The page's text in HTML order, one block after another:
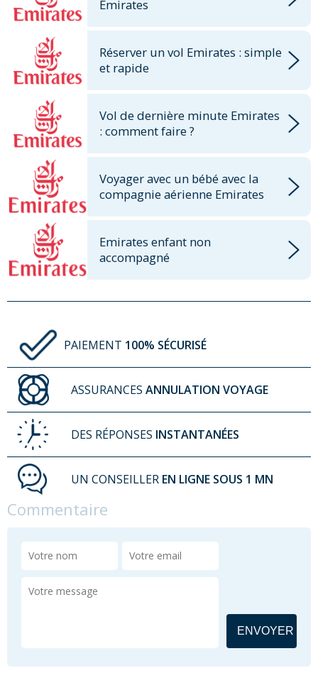
Emirates
Réserver un vol Emirates : simple
et rapide
Vol de dernière minute Emirates
: comment faire ?
Voyager avec un bébé avec la
compagnie aérienne Emirates
Emirates enfant non
accompagné
PAIEMENT 100% SÉCURISÉ
ASSURANCES ANNULATION VOYAGE
DES RÉPONSES INSTANTANÉES
UN CONSEILLER EN LIGNE SOUS 1 MN
Commentaire